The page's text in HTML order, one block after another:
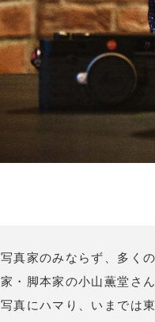
写真家のみならず、多く
家・脚本家の小山薫堂さ
写真にハマり、いまでは